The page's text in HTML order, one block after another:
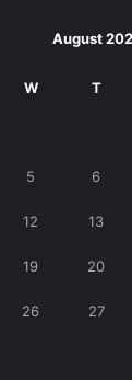
August
W T
5 6
12 13
19 20
26 27